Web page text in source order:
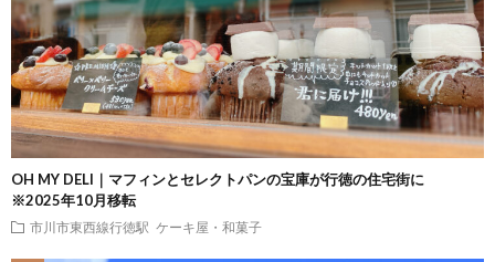
OH MY DELI｜マフィンとセレクトパンの宝庫が行徳の住宅街に
※2025年10月移転
市川市東西線行徳駅 ケーキ屋・和菓子